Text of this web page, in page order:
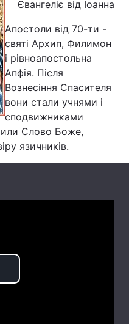
Статті
Думки
Вакансії
Євангеліє від Іоанна
Апостоли від 70-ти -
святі Архип, Филимон
і рівноапостольна
Апфія. Після
Вознесіння Спасителя
вони стали учнями і
сподвижниками
Слово Боже,
язичників.